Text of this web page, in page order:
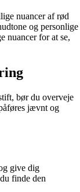
nuancer af rød
og personlige
nuancer for at se,
bør du overveje
jævnt og
give dig
finde den